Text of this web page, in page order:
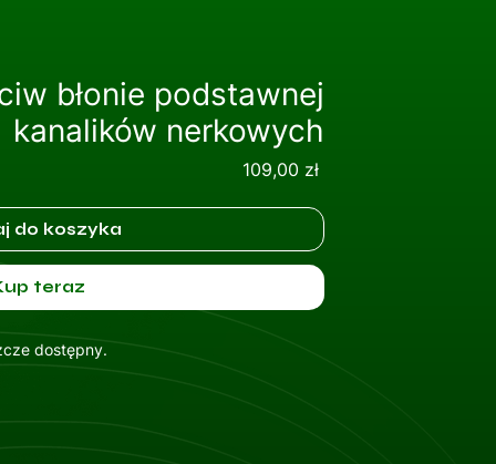
błonie podstawnej
kanalików nerkowych
109,00 złCena
do koszyka
teraz
dostępny.